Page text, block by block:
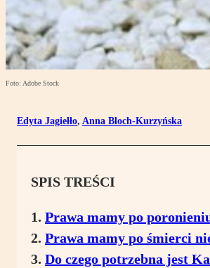
Foto: Adobe Stock
Edyta Jagiełło, Anna Bloch-Kurzyńska
SPIS TREŚCI
Prawa mamy po
Prawa mamy po śmierci
Do czego potrzebna jest